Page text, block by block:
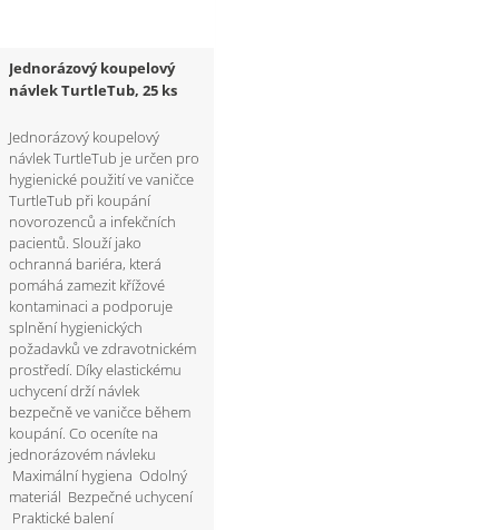
Jednorázový koupelový
návlek TurtleTub, 25 ks
Jednorázový koupelový
návlek TurtleTub je určen pro
hygienické použití ve vaničce
TurtleTub při koupání
novorozenců a infekčních
pacientů. Slouží jako
ochranná bariéra, která
pomáhá zamezit křížové
kontaminaci a podporuje
splnění hygienických
požadavků ve zdravotnickém
prostředí. Díky elastickému
uchycení drží návlek
bezpečně ve vaničce během
koupání. Co oceníte na
jednorázovém návleku
Maximální hygiena Odolný
materiál Bezpečné uchycení
Praktické balení